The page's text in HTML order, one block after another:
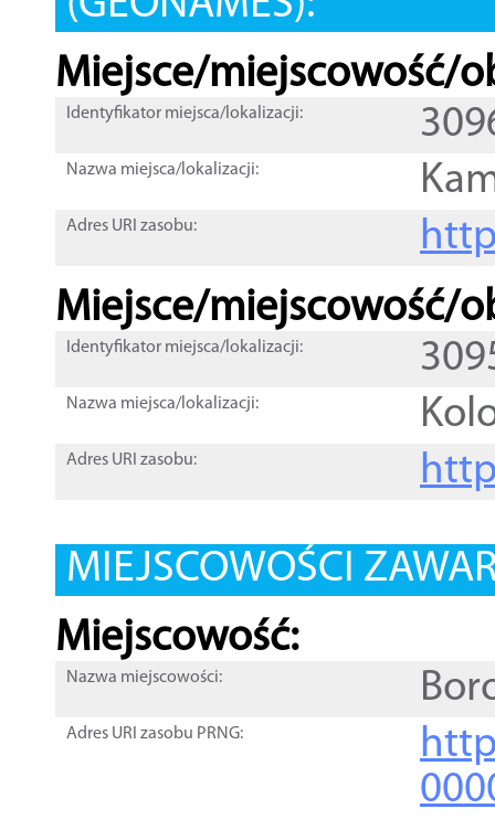
Miejsce/miejscowość/
Identyfikator miejsca/lokalizacji:
Nazwa miejsca/lokalizacji:
Adres URI zasobu:
Miejsce/miejscowość/
Identyfikator miejsca/lokalizacji:
Nazwa miejsca/lokalizacji:
Adres URI zasobu:
MIEJSCOWOŚCI
Miejscowość:
Nazwa miejscowości:
Adres URI zasobu PRNG: